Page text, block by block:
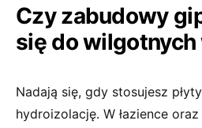
Czy zabudowy
się do
Nadają się, gdy stosujesz
hydroizolację. W łazience